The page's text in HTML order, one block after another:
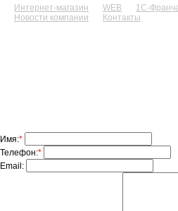
Интернет-магазин WEB 1С-
Новости компании
Контакты
Имя:*
Телефон:*
Email: